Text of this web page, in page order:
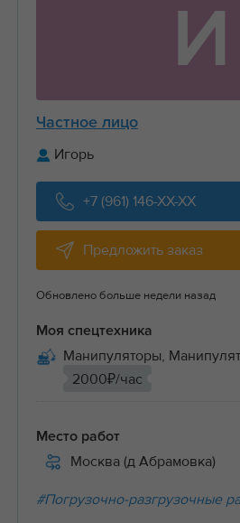
И
Частное лицо
Игорь
+7 (961) 146-XX-XX
Предложить заказ
Обновлено больше недели назад
Моя спецтехника
Манипуляторы,
2000₽/час
Место работ
Москва (д Абрамовка)
#Погрузочно-разгрузочные